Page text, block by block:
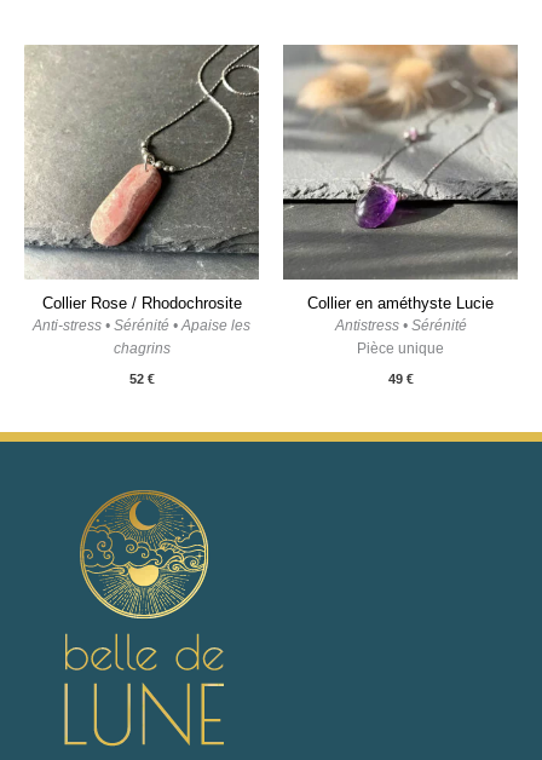
Collier Rose / Rhodochrosite
Anti-stress • Sérénité • Apaise les
chagrins
52 €
Collier en améthyste Lucie
Antistress • Sérénité
Pièce unique
49 €